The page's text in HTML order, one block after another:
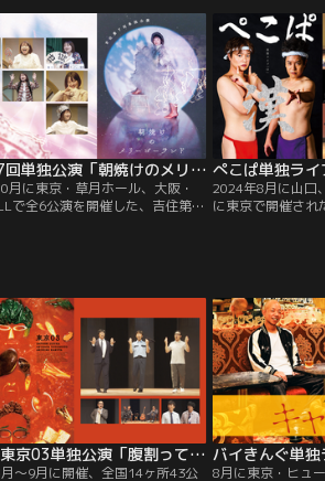
吉住第7回単独公演「朝焼けのメリーゴーランド」
月に東京・草月ホール、大阪・
で全6公演を開催した、吉住第7
ぺこぱ単独ラ
2024年8月に山口
に東京で開催され
岩崎う大が脚本
「KIZA」は、松
第26回東京03単独公演「腹割って腹立った」
～9月に開催、全国14ヶ所43公 8月に東京・ヒュ